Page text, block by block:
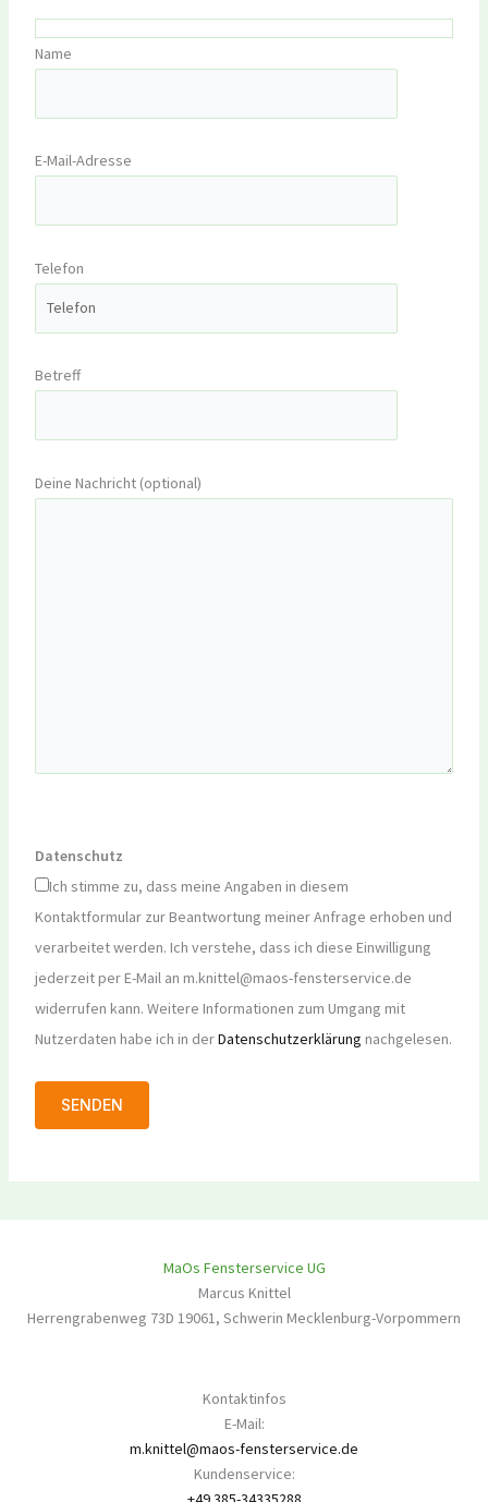
Name
E-Mail-Adresse
Telefon
Betreff
Deine Nachricht (optional)
Datenschutz
Ich stimme zu, dass meine Angaben in diesem
Kontaktformular zur Beantwortung meiner Anfrage erhoben und
verarbeitet werden. Ich verstehe, dass ich diese Einwilligung
jederzeit per E-Mail an m.knittel@maos-fensterservice.de
widerrufen kann. Weitere Informationen zum Umgang mit
Nutzerdaten habe ich in derDatenschutzerklärung nachgelesen.
MaOs Fensterservice UG
Marcus Knittel
Herrengrabenweg 73D 19061, Schwerin Mecklenburg-Vorpommern
Kontaktinfos
E-Mail:
m.knittel@maos-fensterservice.de
Kundenservice: